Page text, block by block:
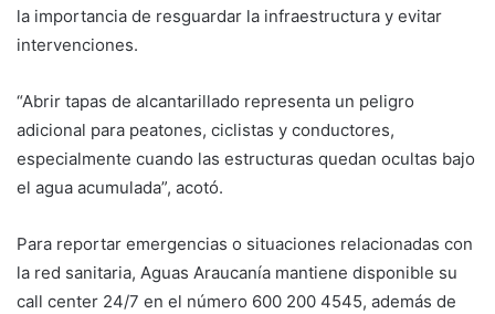
la importancia de resguardar la infraestructura y evitar
intervenciones.
“Abrir tapas de alcantarillado representa un peligro
adicional para peatones, ciclistas y conductores,
especialmente cuando las estructuras quedan ocultas bajo
el agua acumulada”, acotó.
Para reportar emergencias o situaciones relacionadas con
la red sanitaria, Aguas Araucanía mantiene disponible su
call center 24/7 en el número 600 200 4545, además de